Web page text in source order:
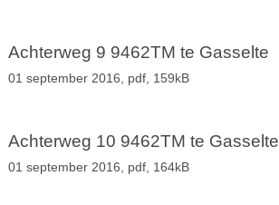
Achterweg 9 9462TM te Gasselte
01 september 2016, pdf, 159kB
Achterweg 10 9462TM te Gasselte
01 september 2016, pdf, 164kB